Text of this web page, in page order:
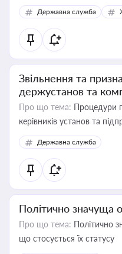
Державна служба
Звільнення та
держустанов та
Про що тема: Процедури
керівників установ та
Державна служба
Політично значуща
Про що тема: Політично
що стосується їх статусу